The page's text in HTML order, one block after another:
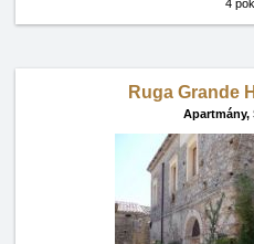
4
Ruga Grande
Apartmány,